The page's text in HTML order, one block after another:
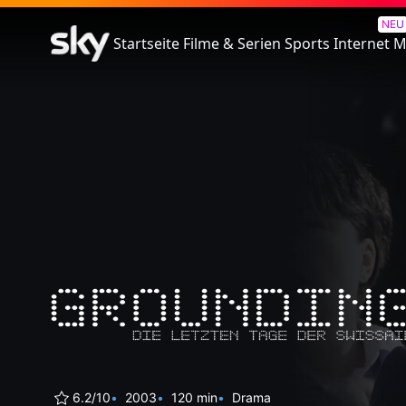
Startseite Filme & Serien Sports
NEU
Internet
Grounding: Die letzten Tage
6.2/10 2003 120 min Drama